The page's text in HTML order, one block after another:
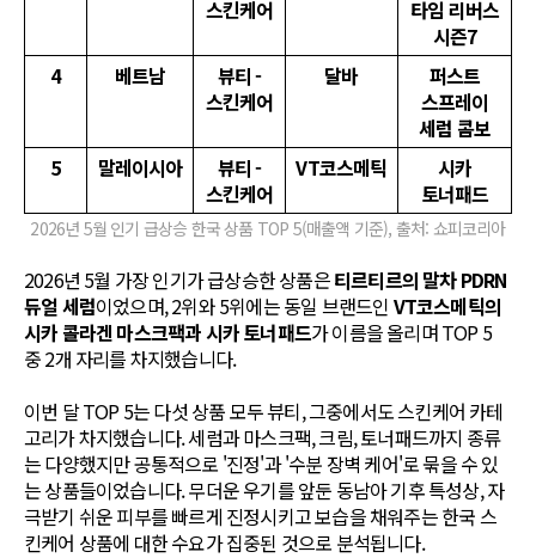
스킨케어
타임 리버스
시즌7
4
베트남
뷰티 -
스킨케어
달바
퍼스트
스프레이
세럼 콤보
5
말레이시아
뷰티 -
스킨케어
VT코스메틱
시카
토너패드
2026년 5월 인기 급상승 한국 상품 TOP 5(매출액 기준), 출처: 쇼피코리아
2026년 5월 가장 인기가 급상승한 상품은티르티르의 말차 PDRN
듀얼 세럼이었으며, 2위와 5위에는 동일 브랜드인 VT코스메틱의
시카 콜라겐 마스크팩과 시카 토너패드가 이름을 올리며 TOP 5
중 2개 자리를 차지했습니다.
이번 달 TOP 5는 다섯 상품 모두 뷰티, 그중에서도 스킨케어 카테
고리가 차지했습니다. 세럼과 마스크팩, 크림, 토너패드까지 종류
는 다양했지만 공통적으로 '진정'과 '수분 장벽 케어'로 묶을 수 있
는 상품들이었습니다. 무더운 우기를 앞둔 동남아 기후 특성상, 자
극받기 쉬운 피부를 빠르게 진정시키고 보습을 채워주는 한국 스
킨케어 상품에 대한 수요가 집중된 것으로 분석됩니다.